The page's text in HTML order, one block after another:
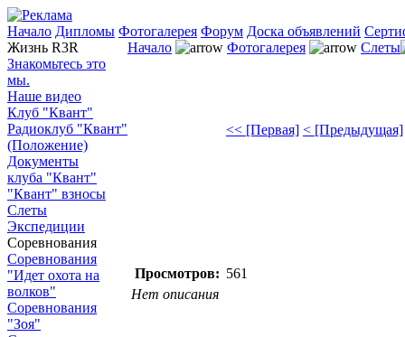
Начало Дипломы Фотогалерея Форум Доска объявлений
Жизнь R3R
Знакомьтесь это
мы.
Наше видео
Клуб "Квант"
Радиоклуб "Квант"
(Положение)
Документы
клуба "Квант"
"Квант" взносы
Слеты
Экспедиции
Соревнования
Соревнования
"Идет охота на
волков"
Соревнования
"Зоя"
Начало Фотогалерея Слеты
<< [Первая] < [Предыдущая]
Просмотров: 561
Нет описания